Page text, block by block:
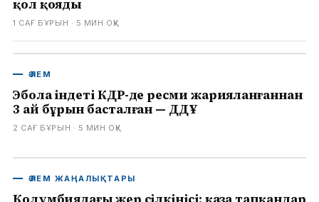
қол қояды
1 САҒ БҰРЫН · 5 МИН ОҚУ
ӘЛЕМ
Эбола індеті КДР-де ресми жарияланғаннан
3 ай бұрын басталған — ДДҰ
2 САҒ БҰРЫН · 5 МИН ОҚУ
ӘЛЕМ ЖАҢАЛЫҚТАРЫ